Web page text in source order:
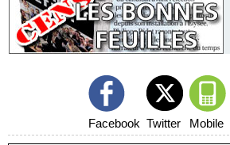
Facebook Twitter Mobile